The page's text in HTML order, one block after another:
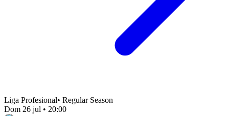
Liga Profesional• Regular Season
Dom 26 jul • 20:00